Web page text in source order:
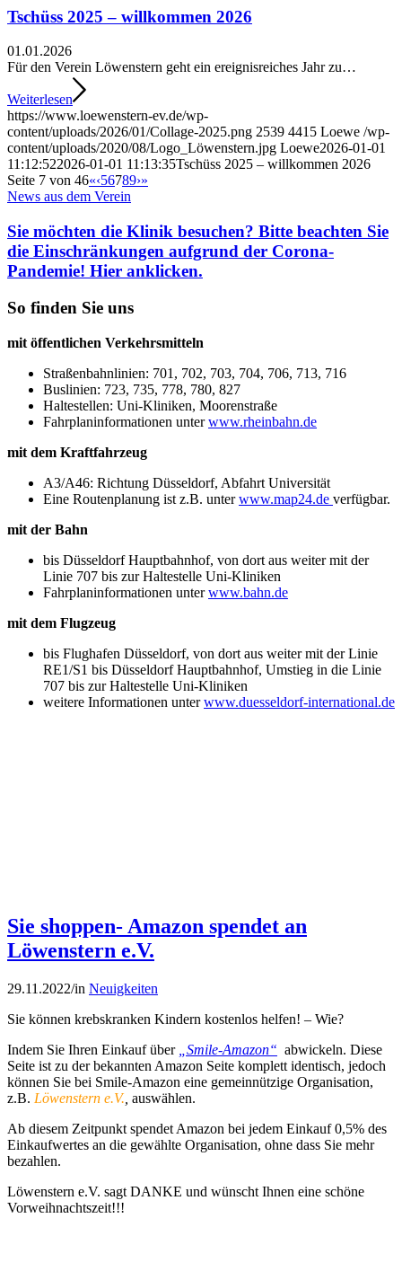
Tschüss 2025 – willkommen 2026
01.01.2026
Für den Verein Löwenstern geht ein ereignisreiches Jahr zu…
Weiterlesen
https://www.loewenstern-ev.de/wp-
content/uploads/2026/01/Collage-2025.png 2539 4415 Loewe /wp-
content/uploads/2020/08/Logo_Löwenstern.jpg Loewe2026-01-01
11:12:522026-01-01 11:13:35Tschüss 2025 – willkommen 2026
Seite 7 von 46«‹56789›»
News aus dem Verein
Sie möchten die Klinik besuchen? Bitte beachten Sie
die Einschränkungen aufgrund der Corona-
Pandemie! Hier anklicken.
So finden Sie uns
mit öffentlichen Verkehrsmitteln
Straßenbahnlinien: 701, 702, 703, 704, 706, 713, 716
Buslinien: 723, 735, 778, 780, 827
Haltestellen: Uni-Kliniken, Moorenstraße
Fahrplaninformationen unterwww.rheinbahn.de
mit dem Kraftfahrzeug
A3/A46: Richtung Düsseldorf, Abfahrt Universität
Eine Routenplanung ist z.B. unterwww.map24.de verfügbar.
mit der Bahn
bis Düsseldorf Hauptbahnhof, von dort aus weiter mit der
Linie 707 bis zur Haltestelle Uni-Kliniken
Fahrplaninformationen unterwww.bahn.de
mit dem Flugzeug
bis Flughafen Düsseldorf, von dort aus weiter mit der Linie
RE1/S1 bis Düsseldorf Hauptbahnhof, Umstieg in die Linie
707 bis zur Haltestelle Uni-Kliniken
weitere Informationen unterwww.duesseldorf-international.de
Sie shoppen- Amazon spendet an
Löwenstern e.V.
29.11.2022/in Neuigkeiten
Sie können krebskranken Kindern kostenlos helfen! – Wie?
Indem Sie Ihren Einkauf über
„Smile-Amazon“ abwickeln. Diese
Seite ist zu der bekannten Amazon Seite komplett identisch, jedoch
können Sie bei Smile-Amazon eine gemeinnützige Organisation,
z.B. Löwenstern e.V. auswählen.
Ab diesem Zeitpunkt spendet Amazon bei jedem Einkauf 0,5% des
Einkaufwertes an die gewählte Organisation, ohne dass Sie mehr
bezahlen.
Löwenstern e.V. sagt DANKE und wünscht Ihnen eine schöne
Vorweihnachtszeit!!!